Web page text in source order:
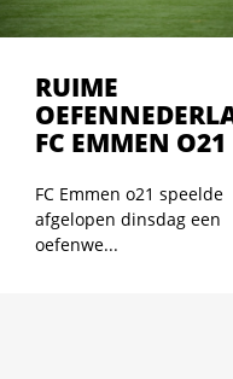
RUIME
FC EMMEN O21
FC Emmen o21 speelde
afgelopen dinsdag een
oefenwe...